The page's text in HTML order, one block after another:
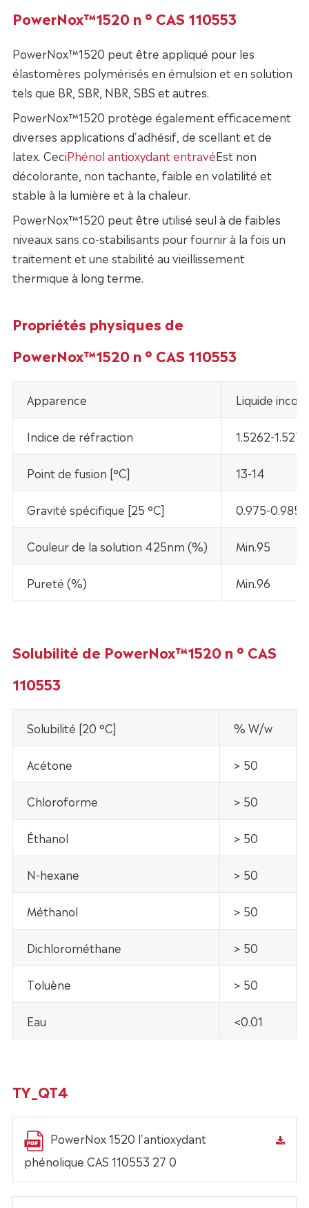
PowerNox™1520 n ° CAS 110553
PowerNox™1520 peut être appliqué pour les
élastomères polymérisés en émulsion et en solution
tels que BR, SBR, NBR, SBS et autres.
PowerNox™1520 protège également efficacement
diverses applications d'adhésif, de scellant et de
latex. CeciPhénol antioxydant entravéEst non
décolorante, non tachante, faible en volatilité et
stable à la lumière et à la chaleur.
PowerNox™1520 peut être utilisé seul à de faibles
niveaux sans co-stabilisants pour fournir à la fois un
traitement et une stabilité au vieillissement
thermique à long terme.
Propriétés physiques de
PowerNox™1520 n ° CAS 110553
Apparence Liquide
Indice de réfraction 1.5262-1.5278
Point de fusion [°C] 13-14
Gravité spécifique [25 °C] 0.975-0.985
Couleur de la solution 425nm (%) Min.95
Pureté (%) Min.96
Solubilité de PowerNox™1520 n ° CAS
110553
Solubilité [20 °C] % W/w
Acétone > 50
Chloroforme > 50
Éthanol > 50
N-hexane > 50
Méthanol > 50
Dichlorométhane > 50
Toluène > 50
Eau <0.01
TY_QT4
PowerNox 1520 l'antioxydant
phénolique CAS 110553 27 0